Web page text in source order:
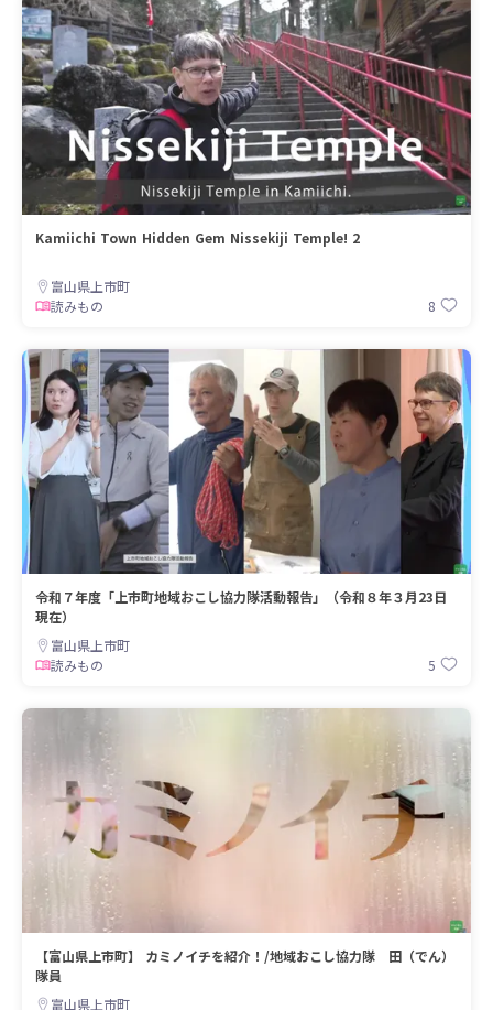
Kamiichi Town Hidden Gem Nissekiji Temple! 2
富山県上市町
読みもの
8
令和７年度「上市町地域おこし協力隊活動報告」（令和８年３月23日
現在）
富山県上市町
読みもの
5
【富山県上市町】 カミノイチを紹介！/地域おこし協力隊 田（でん）
隊員
富山県上市町